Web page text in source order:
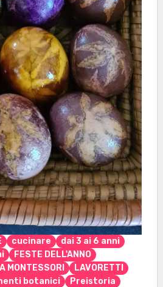
cucinare
dai 3 ai 6 anni
FESTE DELL'ANNO
MONTESSORI
LAVORETTI
botanici
Preistoria